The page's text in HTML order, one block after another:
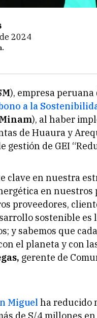
2024
), empresa
a la
Minam), al haber
de Huaura y
de GEI
clave en nuestra
en nuestros
proveedores,
sostenible es
y sabemos que
el planeta y con
gerente de
Miguel ha reducido
de S/4 millones